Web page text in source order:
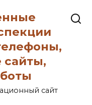
сайт